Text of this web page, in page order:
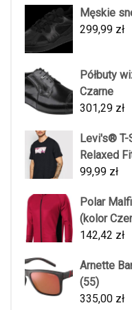
Męskie
299,99 zł
Półbuty
Czarne
301,29 zł
Levi's® T-
Relaxed
99,99 zł
Polar
(kolor
142,42 zł
Arnette
(55)
335,00 zł